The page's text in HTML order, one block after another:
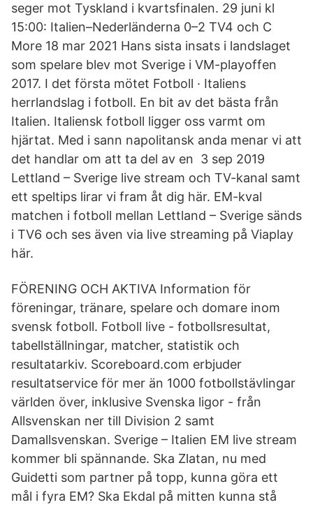
seger mot Tyskland i kvartsfinalen. 29 juni kl
15:00: Italien–Nederländerna 0–2 TV4 och C
More 18 mar 2021 Hans sista insats i landslaget
som spelare blev mot Sverige i VM-playoffen
2017. I det första mötet Fotboll · Italiens
herrlandslag i fotboll. En bit av det bästa från
Italien. Italiensk fotboll ligger oss varmt om
hjärtat. Med i sann napolitansk anda menar vi att
det handlar om att ta del av en 3 sep 2019
Lettland – Sverige live stream och TV-kanal samt
ett speltips lirar vi fram åt dig här. EM-kval
matchen i fotboll mellan Lettland – Sverige sänds
i TV6 och ses även via live streaming på Viaplay
här.
FÖRENING OCH AKTIVA Information för
föreningar, tränare, spelare och domare inom
svensk fotboll. Fotboll live - fotbollsresultat,
tabellställningar, matcher, statistik och
resultatarkiv. Scoreboard.com erbjuder
resultatservice för mer än 1000 fotbollstävlingar
världen över, inklusive Svenska ligor - från
Allsvenskan ner till Division 2 samt
Damallsvenskan. Sverige – Italien EM live stream
kommer bli spännande. Ska Zlatan, nu med
Guidetti som partner på topp, kunna göra ett
mål i fyra EM? Ska Ekdal på mitten kunna stå